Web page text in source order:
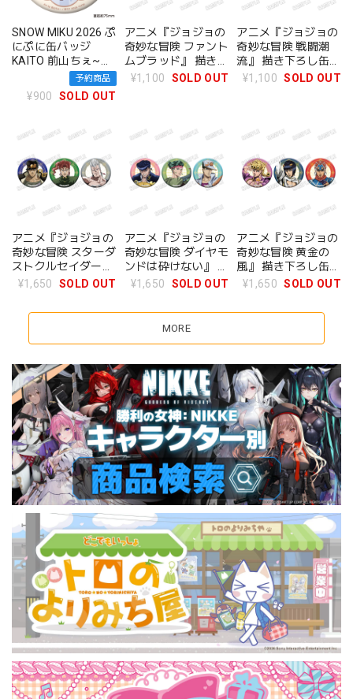
SNOW MIKU 2026 ぷ
にぷに缶バッジ
KAITO 前山ちぇ~
予約商品
¥900 SOLD OUT
アニメ『ジョジョの
奇妙な冒険 ファント
ムブラッド』 描き下
ろし缶バッジセット
¥1,100 SOLD OUT
アニメ『ジョジョの
奇妙な冒険 戦闘潮
流』 描き下ろし缶バ
ッジセット
¥1,100 SOLD OUT
アニメ『ジョジョの
奇妙な冒険 スターダ
ストクルセイダー
ス』 描き下ろし缶バ
【AM2026】
¥1,650 SOLD OUT
アニメ『ジョジョの
奇妙な冒険 ダイヤモ
ンドは砕けない』 描
き下ろし缶バッジセ
¥1,650 SOLD OUT
アニメ『ジョジョの
奇妙な冒険 黄金の
風』 描き下ろし缶バ
ッジセット
¥1,650 SOLD OUT
MORE